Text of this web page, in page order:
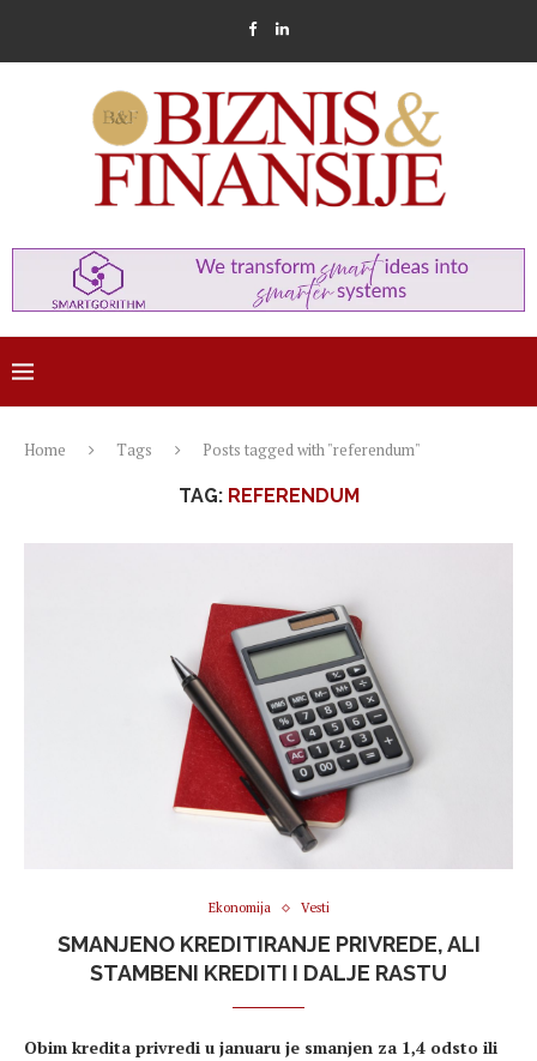
Home Tags Posts tagged with "referendum"
TAG: REFERENDUM
Ekonomija Vesti
SMANJENO KREDITIRANJE PRIVREDE, ALI
STAMBENI KREDITI I DALJE RASTU
Obim kredita privredi u januaru je smanjen za 1,4 odsto ili